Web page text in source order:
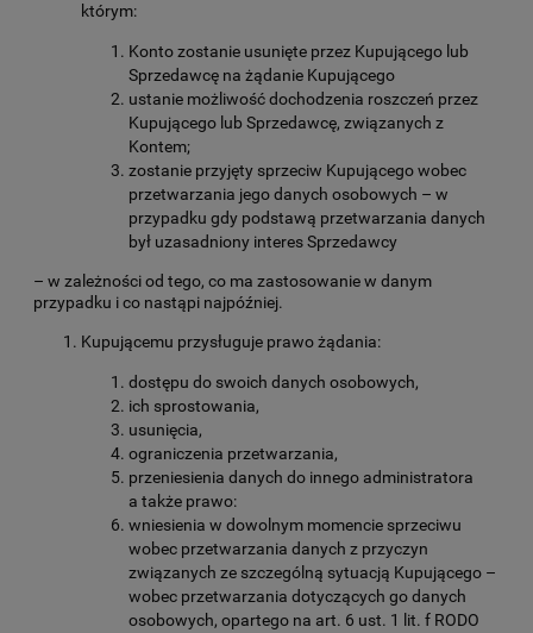
którym:
Konto zostanie usunięte przez Kupującego lub
Sprzedawcę na żądanie Kupującego
ustanie możliwość dochodzenia roszczeń przez
Kupującego lub Sprzedawcę, związanych z
Kontem;
zostanie przyjęty sprzeciw Kupującego wobec
przetwarzania jego danych osobowych – w
przypadku gdy podstawą przetwarzania danych
był uzasadniony interes Sprzedawcy
– w zależności od tego, co ma zastosowanie w danym
przypadku i co nastąpi najpóźniej.
Kupującemu przysługuje prawo żądania:
dostępu do swoich danych osobowych,
ich sprostowania,
usunięcia,
ograniczenia przetwarzania,
przeniesienia danych do innego administratora
a także prawo:
wniesienia w dowolnym momencie sprzeciwu
wobec przetwarzania danych z przyczyn
związanych ze szczególną sytuacją Kupującego –
wobec przetwarzania dotyczących go danych
osobowych, opartego na art. 6 ust. 1 lit. f RODO